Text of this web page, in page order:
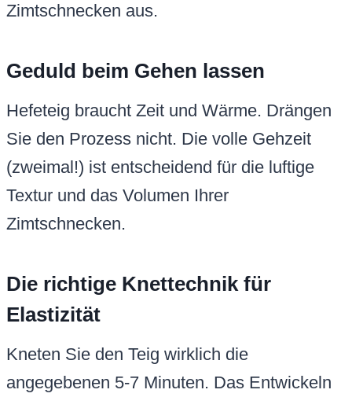
Zimtschnecken aus.
Geduld beim Gehen lassen
Hefeteig braucht Zeit und Wärme. Drängen
Sie den Prozess nicht. Die volle Gehzeit
(zweimal!) ist entscheidend für die luftige
Textur und das Volumen Ihrer
Zimtschnecken.
Die richtige Knettechnik für
Elastizität
Kneten Sie den Teig wirklich die
angegebenen 5-7 Minuten. Das Entwickeln